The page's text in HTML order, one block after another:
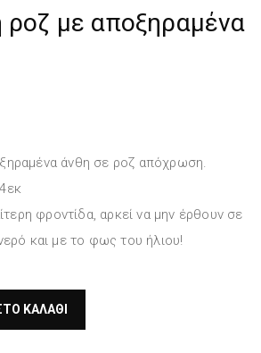
με αποξηραμένα
άνθη σε ροζ απόχρωση.
φροντίδα, αρκεί να μην έρθουν σε
και με το φως του ήλιου!
ΚΑΛΆΘΙ